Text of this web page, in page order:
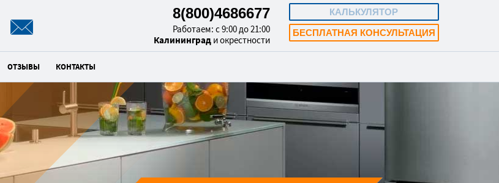
КАЛЬКУЛЯТОР
БЕСПЛАТНАЯ КОНСУЛЬТАЦИЯ
8(800)4686677
Работаем: с 9:00 до 21:00
Калининград и окрестности
ОТЗЫВЫ КОНТАКТЫ